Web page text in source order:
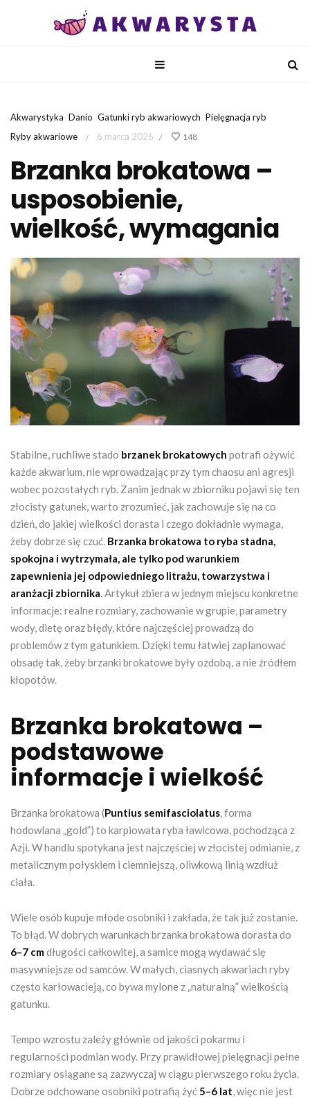
Akwarystyka Danio Gatunki ryb akwariowych Pielęgnacja ryb
Ryby akwariowe
/ 6 marca 2026 / 148
Brzanka brokatowa –
usposobienie,
wielkość, wymagania
Stabilne, ruchliwe stado brzanek brokatowych potrafi ożywić
każde akwarium, nie wprowadzając przy tym chaosu ani agresji
wobec pozostałych ryb. Zanim jednak w zbiorniku pojawi się ten
złocisty gatunek, warto zrozumieć, jak zachowuje się na co
dzień, do jakiej wielkości dorasta i czego dokładnie wymaga,
żeby dobrze się czuć. Brzanka brokatowa to ryba stadna,
spokojna i wytrzymała, ale tylko pod warunkiem
zapewnienia jej odpowiedniego litrażu, towarzystwa i
aranżacji zbiornika. Artykuł zbiera w jednym miejscu konkretne
informacje: realne rozmiary, zachowanie w grupie, parametry
wody, dietę oraz błędy, które najczęściej prowadzą do
problemów z tym gatunkiem. Dzięki temu łatwiej zaplanować
obsadę tak, żeby brzanki brokatowe były ozdobą, a nie źródłem
kłopotów.
Brzanka brokatowa –
podstawowe
informacje i wielkość
Brzanka brokatowa (Puntius semifasciolatus, forma
hodowlana „gold”) to karpiowata ryba ławicowa, pochodząca z
Azji. W handlu spotykana jest najczęściej w złocistej odmianie, z
metalicznym połyskiem i ciemniejszą, oliwkową linią wzdłuż
ciała.
Wiele osób kupuje młode osobniki i zakłada, że tak już zostanie.
To błąd. W dobrych warunkach brzanka brokatowa dorasta do
6–7 cm długości całkowitej, a samice mogą wydawać się
masywniejsze od samców. W małych, ciasnych akwariach ryby
często karłowacieją, co bywa mylone z „naturalną” wielkością
gatunku.
Tempo wzrostu zależy głównie od jakości pokarmu i
regularności podmian wody. Przy prawidłowej pielęgnacji pełne
rozmiary osiągane są zazwyczaj w ciągu pierwszego roku życia.
Dobrze odchowane osobniki potrafią żyć5–6 lat, więc nie jest